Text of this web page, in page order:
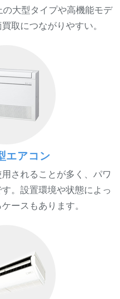
大型タイプや高機能モデ
取につながりやすい。
エアコン
されることが多く、パワ
。設置環境や状態によっ
ースもあります。